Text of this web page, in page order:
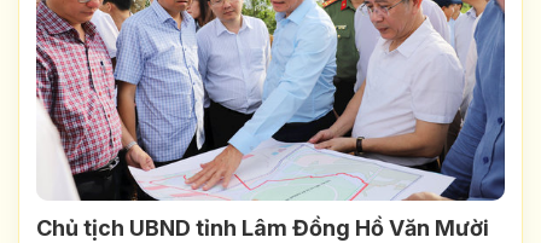
Chủ tịch UBND tỉnh Lâm Đồng Hồ Văn Mười